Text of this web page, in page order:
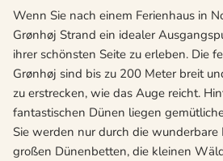
Wenn Sie nach einem Ferienhaus in
Grønhøj Strand ein idealer
ihrer schönsten Seite zu erleben. Die
Grønhøj sind bis zu 200 Meter breit
zu erstrecken, wie das Auge reicht.
fantastischen Dünen liegen
Sie werden nur durch die wunderbare
großen Dünenbetten, die kleinen